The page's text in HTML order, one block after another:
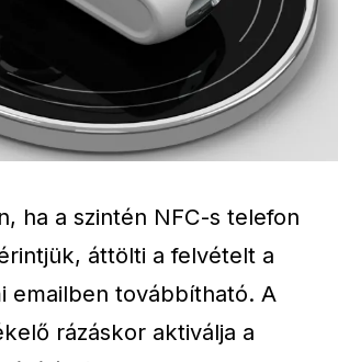
ha a szintén NFC-s telefon
áttölti a felvételt a
emailben továbbítható. A
rázáskor aktiválja a